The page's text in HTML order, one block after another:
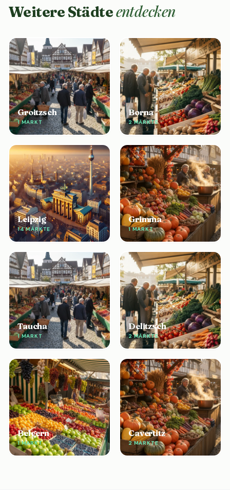
Weitere Städteentdecken
Groitzsch
1 MARKT
Borna
2 MÄRKTE
Leipzig
14 MÄRKTE
Grimma
1 MARKT
Taucha
1 MARKT
Delitzsch
2 MÄRKTE
Belgern
1 MARKT
Cavertitz
2 MÄRKTE